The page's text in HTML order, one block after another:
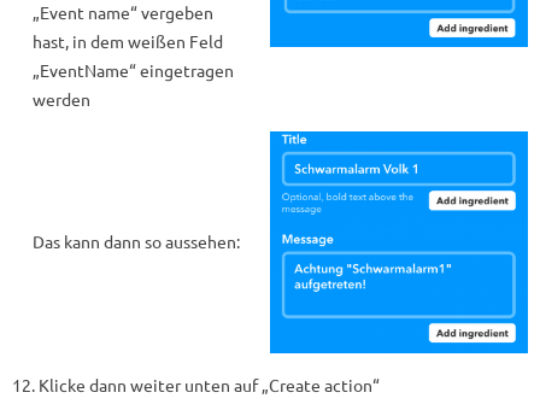
„Event name“ vergeben
hast, in dem weißen Feld
„EventName“ eingetragen
werden
Das kann dann so aussehen:
12. Klicke dann weiter unten auf „Create action“